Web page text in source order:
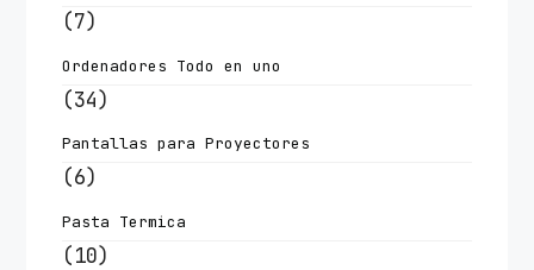
(7)
Ordenadores Todo en uno
(34)
Pantallas para Proyectores
(6)
Pasta Termica
(10)